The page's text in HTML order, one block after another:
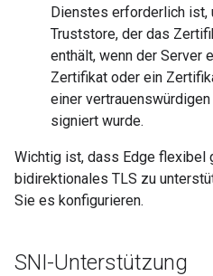
Dienstes erforderlich ist,
Truststore, der das
enthält, wenn der Server
Zertifikat oder ein
einer
signiert wurde.
Wichtig ist, dass Edge flexibel
bidirektionales TLS zu
Sie es konfigurieren.
SNI-Unterstützung